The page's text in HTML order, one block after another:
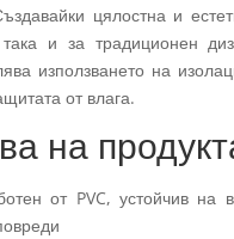
цялостна и
и за традиционен
използването на
от влага.
на
от PVC, устойчив на